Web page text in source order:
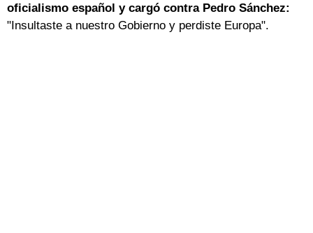
oficialismo español y cargó contra Pedro Sánchez:
"Insultaste a nuestro Gobierno y perdiste Europa".